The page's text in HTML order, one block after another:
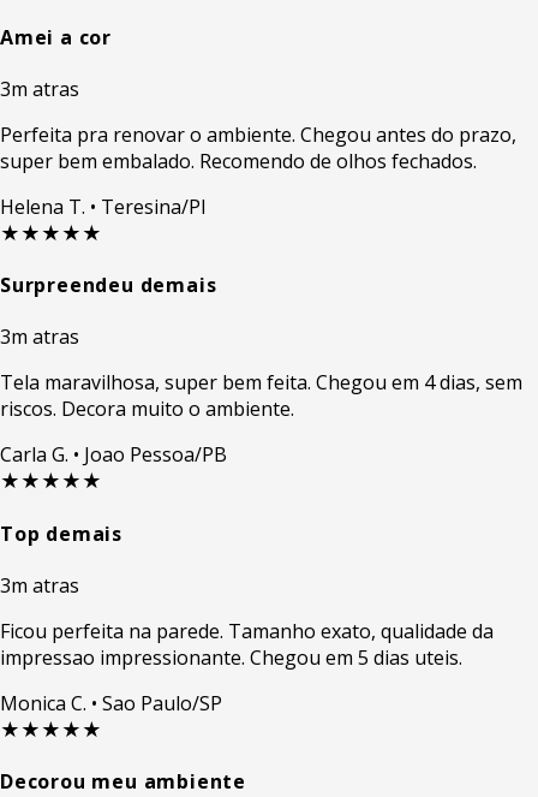
Amei a cor
3m atras
Perfeita pra renovar o ambiente. Chegou antes do prazo,
super bem embalado. Recomendo de olhos fechados.
Helena T. • Teresina/PI
★★★★★
Surpreendeu demais
3m atras
Tela maravilhosa, super bem feita. Chegou em 4 dias, sem
riscos. Decora muito o ambiente.
Carla G. • Joao Pessoa/PB
★★★★★
Top demais
3m atras
Ficou perfeita na parede. Tamanho exato, qualidade da
impressao impressionante. Chegou em 5 dias uteis.
Monica C. • Sao Paulo/SP
★★★★★
Decorou meu ambiente